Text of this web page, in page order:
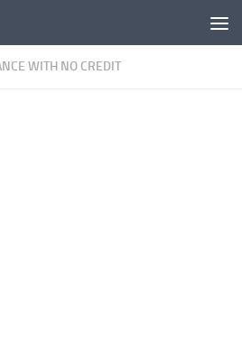
WITH NO CREDIT